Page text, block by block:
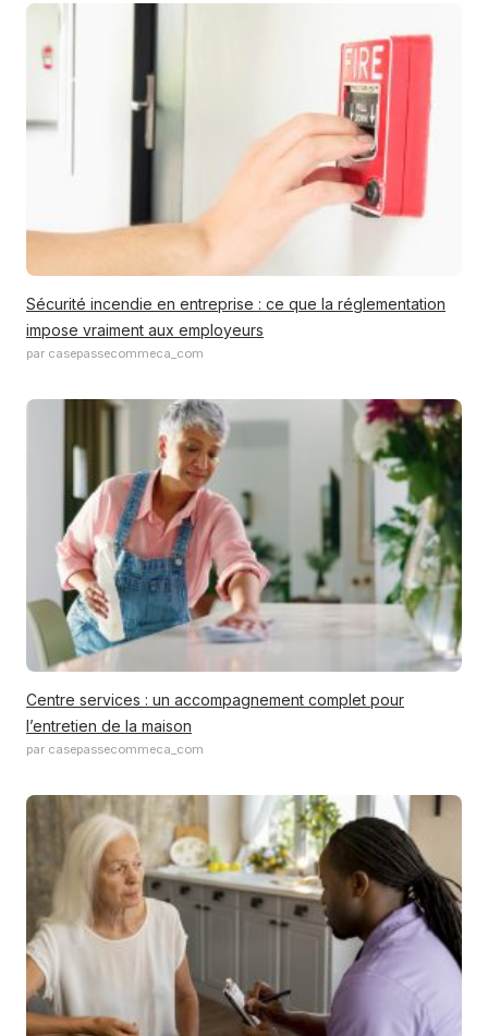
Sécurité incendie en entreprise : ce que la réglementation
impose vraiment aux employeurs
par casepassecommeca_com
Centre services : un accompagnement complet pour
l’entretien de la maison
par casepassecommeca_com